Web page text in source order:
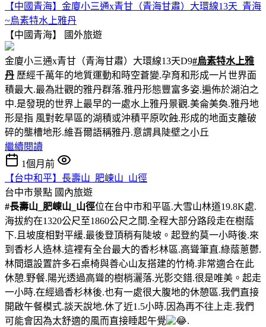
【中國青海】金廈小三通x青甘（青海甘肅）大環線13天_青海
~烏素特水上雅丹
【中國青海】
國外旅遊
金廈小三通x青甘（青海甘肅）大環線13天D9#烏素特水上雅
丹 歷經千萬年的地質運動和時空蒼變.孕育和形成一片世界面
積最大.最為壯觀的雅丹群落.雅丹形態豐富多姿.遍佈於湖泊之
中.是發現的世界上最早的一處水上雅丹景觀.美侖美奐.雅丹地
形是指 風對乾旱區的湖積或沖積平原吹蝕.形成的地面支離破
碎的壟槽地形.維吾爾語稱雅丹.意謂具陡壁之小丘
繼續閱讀
1個月前
【台中和平】長壽山_肥崠山_山徑
台中市景點 國內旅遊
#長壽山_肥崠山_山徑位在台中市和平區.大雪山林道19.8K處.
海拔約在1320公尺至1860公尺之間.全程大部分路段走在樹蔭
下.且坡度相對平緩.最後登頂稍有陡坡。起登約莫一小時後.來
到香杉人造林.這裡有全台最大的香杉林區.高聳筆直.綠蔭蔥鬱.
林間還設置許多石桌椅與善心山友搭建的竹椅.非常適合在此
休憩.野餐.陽光透過高聳的樹梢灑落.光影交錯.很是唯美。起走
一小時.在經過香杉林後.也有一處很大腹地的休憩區.我們直接
開啟午餐模式.談天說地.休了近1.5小時.因為再不往上走.我們
可能會因為太舒適的風而直接睡起午覺
.